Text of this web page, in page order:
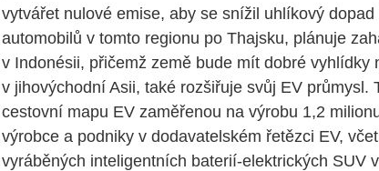
vytvářet nulové emise, aby se snížil uhlíkový
automobilů v tomto regionu po Thajsku, plánuje
v Indonésii, přičemž země bude mít dobré
v jihovýchodní Asii, také rozšiřuje svůj EV
cestovní mapu EV zaměřenou na výrobu 1,2
výrobce a podniky v dodavatelském řetězci EV,
vyráběných inteligentních baterií-elektrických SUV